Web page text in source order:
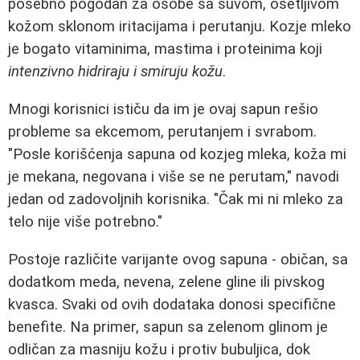
posebno pogodan za osobe sa suvom, osetljivom
kožom sklonom iritacijama i perutanju. Kozje mleko
je bogato vitaminima, mastima i proteinima koji
intenzivno hidriraju i smiruju kožu.
Mnogi korisnici ističu da im je ovaj sapun rešio
probleme sa ekcemom, perutanjem i svrabom.
"Posle korišćenja sapuna od kozjeg mleka, koža mi
je mekana, negovana i više se ne perutam," navodi
jedan od zadovoljnih korisnika. "Čak mi ni mleko za
telo nije više potrebno."
Postoje različite varijante ovog sapuna - običan, sa
dodatkom meda, nevena, zelene gline ili pivskog
kvasca. Svaki od ovih dodataka donosi specifične
benefite. Na primer, sapun sa zelenom glinom je
odličan za masniju kožu i protiv bubuljica, dok